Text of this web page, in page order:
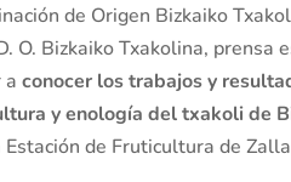
de Origen Bizkaiko
O. Bizkaiko Txakolina,
aconocer los trabajos y
y enología del txakoli de
de Fruticultura de